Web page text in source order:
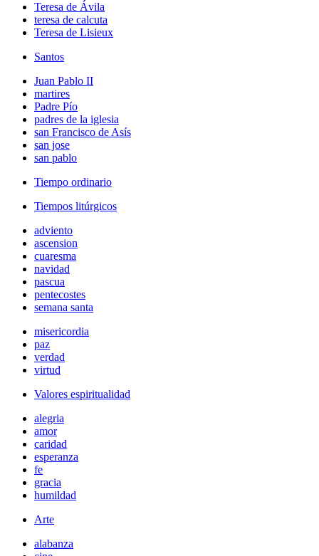
Teresa de Ávila
teresa de calcuta
Teresa de Lisieux
Santos
Juan Pablo II
martires
Padre Pío
padres de la iglesia
san Francisco de Asís
san jose
san pablo
Tiempo ordinario
Tiempos litúrgicos
adviento
ascension
cuaresma
navidad
pascua
pentecostes
semana santa
misericordia
paz
verdad
virtud
Valores espiritualidad
alegria
amor
caridad
esperanza
fe
gracia
humildad
Arte
alabanza